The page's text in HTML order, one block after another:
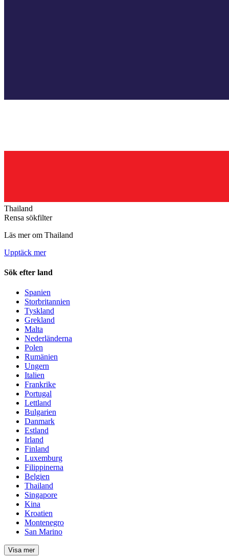
Thailand
Rensa sökfilter
Läs mer om Thailand
Upptäck mer
Sök efter land
Spanien
Storbritannien
Tyskland
Grekland
Malta
Nederländerna
Polen
Rumänien
Ungern
Italien
Frankrike
Portugal
Lettland
Bulgarien
Danmark
Estland
Irland
Finland
Luxemburg
Filippinerna
Belgien
Thailand
Singapore
Kina
Kroatien
Montenegro
San Marino
Visa mer